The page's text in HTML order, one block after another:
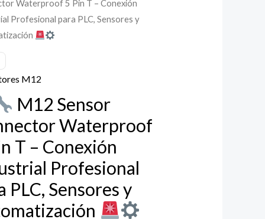
Waterproof 5 Pin T – Conexión
Profesional para PLC, Sensores y
M12
M12 Sensor
Waterproof
T – Conexión
Profesional
PLC, Sensores y